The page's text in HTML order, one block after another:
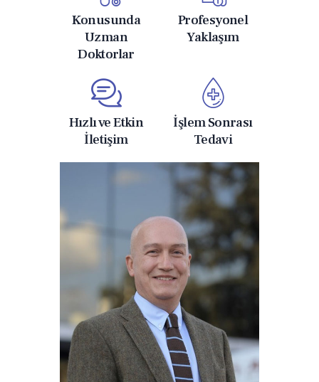
Konusunda
Uzman
Doktorlar
Profesyonel
Yaklaşım
Hızlı ve Etkin
İletişim
İşlem Sonrası
Tedavi